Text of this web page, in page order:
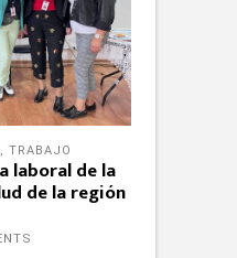
, TRABAJO
laboral de la
de la región